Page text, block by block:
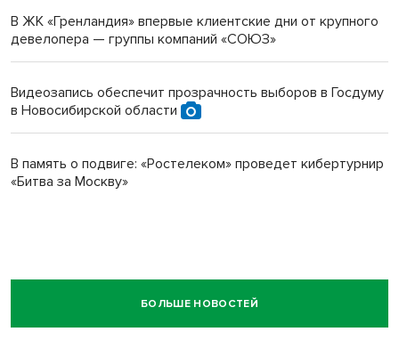
В ЖК «Гренландия» впервые клиентские дни от крупного
девелопера — группы компаний «СОЮЗ»
Видеозапись обеспечит прозрачность выборов в Госдуму
в Новосибирской области
В память о подвиге: «Ростелеком» проведет кибертурнир
«Битва за Москву»
БОЛЬШЕ НОВОСТЕЙ